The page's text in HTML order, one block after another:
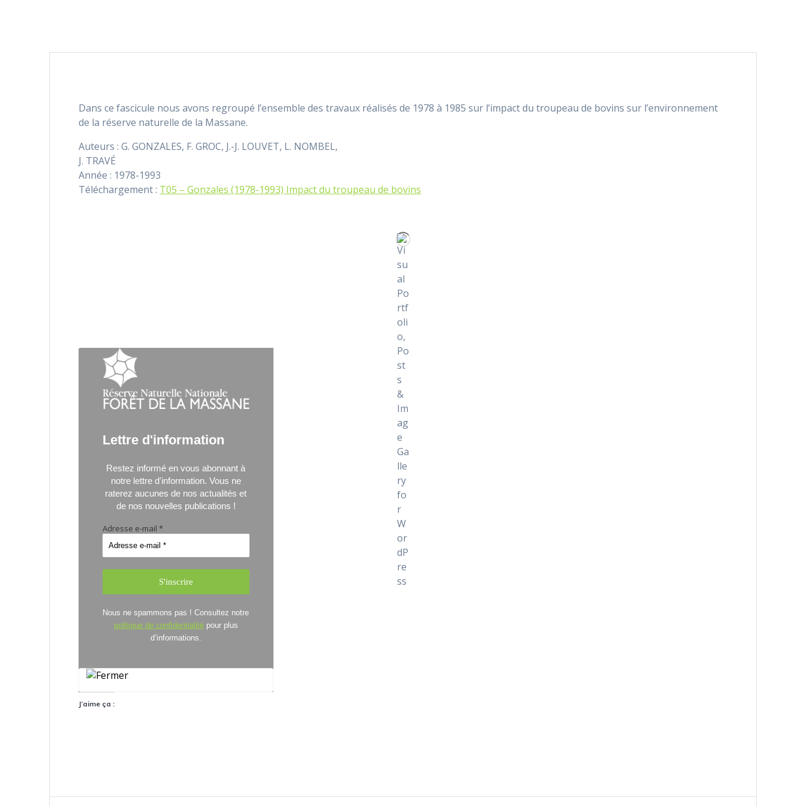
Dans ce fascicule nous avons regroupé l’ensemble des travaux réalisés de 1978 à 1985 sur l’impact du troupeau de bovins sur l’environnement
de la réserve naturelle de la Massane.
Auteurs : G. GONZALES, F. GROC, J.-J. LOUVET, L. NOMBEL,
J. TRAVÉ
Année : 1978-1993
Téléchargement : T05 – Gonzales (1978-1993) Impact du troupeau de bovins
Lettre d'information
Restez informé en vous abonnant à
notre lettre d'information. Vous ne
raterez aucunes de nos actualités et
de nos nouvelles publications !
Adresse e-mail*
Nous ne spammons pas ! Consultez notre
politique de confidentialitépour plus
d’informations.
J’aime ça :